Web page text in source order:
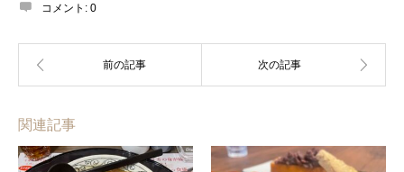
コメント: 0
関連記事